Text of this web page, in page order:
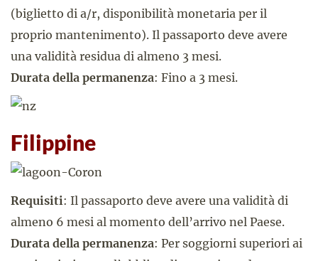
(biglietto di a/r, disponibilità monetaria per il
proprio mantenimento). Il passaporto deve avere
una validità residua di almeno 3 mesi.
Durata della permanenza: Fino a 3 mesi.
Filippine
Requisiti: Il passaporto deve avere una validità di
almeno 6 mesi al momento dell’arrivo nel Paese.
Durata della permanenza: Per soggiorni superiori ai